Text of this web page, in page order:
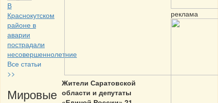
В
Краснокутском
районе в
аварии
пострадали
несовершеннолетние
Все статьи
>>
Мировые
Жители Саратовской
области и депутаты
реклама